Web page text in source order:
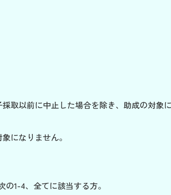
取以前に中止した場合を除き、助成の対象
になりません。
1-4、全てに該当する方。